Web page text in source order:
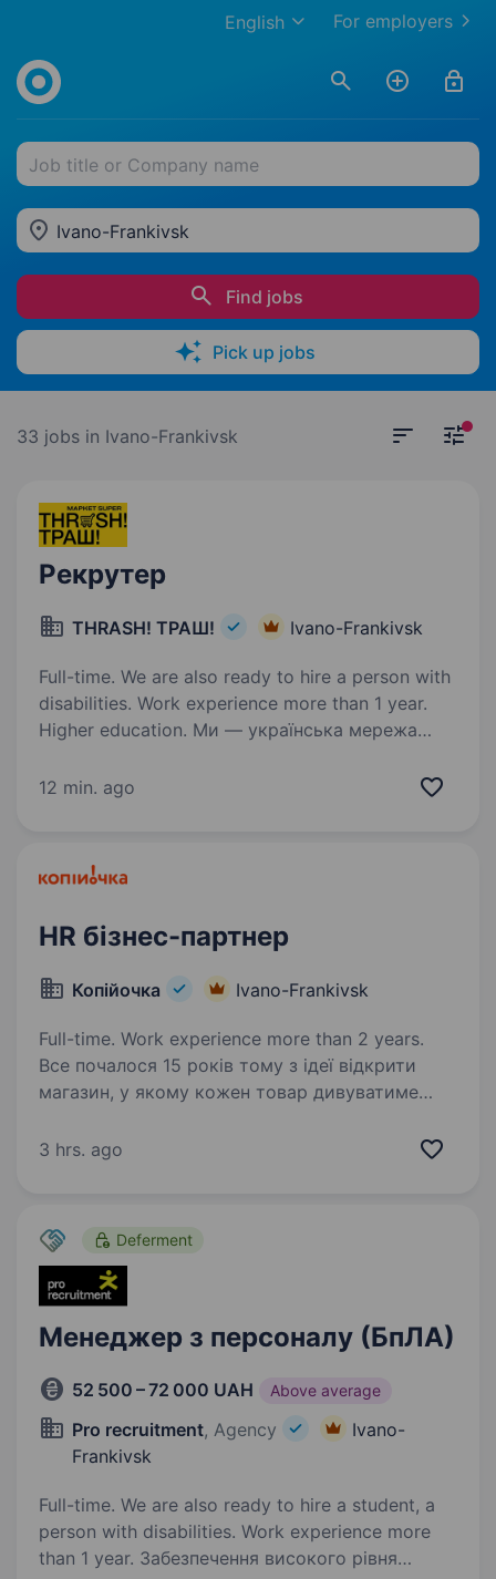
For employers
English
Job title or Company name
Ivano-Frankivsk
Find jobs
Pick up jobs
33 jobs in Ivano-Frankivsk
Рекрутер
THRASH! ТРАШ! Ivano-Frankivsk
Full-time. We are also ready to hire a person with
disabilities. Work experience more than 1 year.
Higher education. Ми — українська мережа
холдингу Fozzy Group. Активно зростаємо
12 min. ago
HR бізнес-партнер
Копійочка Ivano-Frankivsk
Full-time. Work experience more than 2 years.
Все почалося 15 років тому з ідеї відкрити
магазин, у якому кожен товар дивуватиме
мережа «Копійочка» налічує 560 магазинів
3 hrs. ago
Deferment
Менеджер з персоналу (БпЛА)
52 500 – 72 000 UAH Above average
Pro recruitment, Agency
Ivano-
Frankivsk
Full-time. We are also ready to hire a student, a
person with disabilities. Work experience more
than 1 year. Забезпечення високого рівня